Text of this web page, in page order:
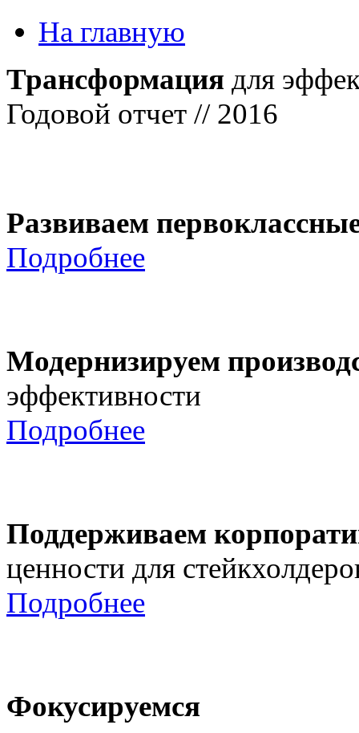
На главную
Трансформация для
Годовой отчет // 2016
Развиваем
Подробнее
Модернизируем
эффективности
Подробнее
Поддерживаем
ценности для
Подробнее
Фокусируемся